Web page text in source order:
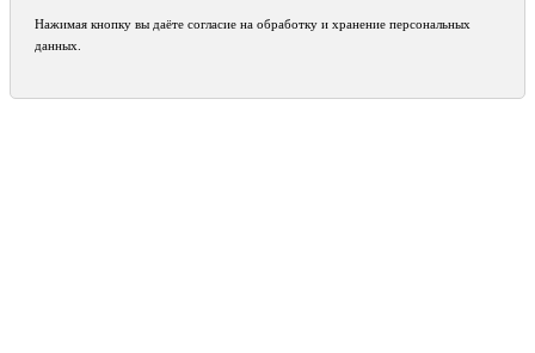
Нажимая кнопку вы даёте согласие на обработку и хранение персональных
данных.